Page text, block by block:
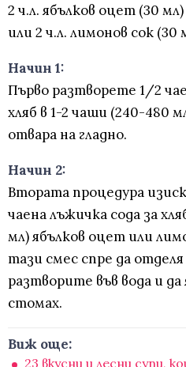
2 ч.л. ябълков оцет (30 мл)
или 2 ч.л. лимонов сок (30
Начин 1:
Първо разтворете 1/2
хляб в 1-2 чаши (240-480
отвара на гладно.
Начин 2:
Втората процедура
чаена лъжичка сода за
мл) ябълков оцет или
тази смес спре да
разтворите във вода и
стомах.
Виж още:
23 вкусни и лесни супи,